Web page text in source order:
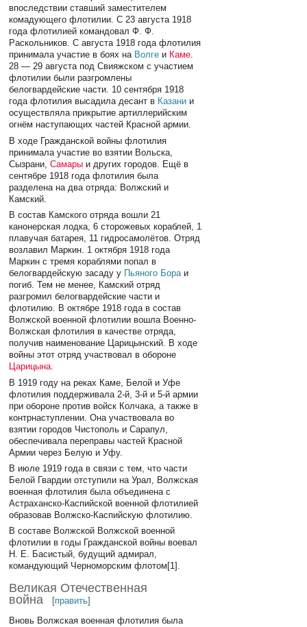
впоследствии ставший заместителем
комадующего флотилии. С 23 августа 1918
года флотилией командовал Ф. Ф.
Раскольников. С августа 1918 года флотилия
принимала участие в боях на Волге и Каме.
28 — 29 августа под Свияжском с участием
флотилии были разгромлены
белогвардейские части. 10 сентября 1918
года флотилия высадила десант в Казани и
осуществляла прикрытие артиллерийским
огнём наступающих частей Красной армии.
В ходе Гражданской войны флотилия
принимала участие во взятии Вольска,
Сызрани,Самары и других городов. Ещё в
сентябре 1918 года флотилия была
разделена на два отряда: Волжский и
Камский.
В состав Камского отряда вошли 21
канонерская лодка, 6 сторожевых кораблей, 1
плавучая батарея, 11 гидросамолётов. Отряд
возлавил Маркин. 1 октября 1918 года
Маркин с тремя кораблями попал в
белогвардейскую засаду у Пьяного Бораи
погиб. Тем не менее, Камский отряд
разгромил белогвардейские части и
флотилию. В октябре 1918 года в состав
Волжской военной флотилии вошла Военно-
Волжская флотилия в качестве отряда,
получив наименование Царицынский. В ходе
войны этот отряд участвовал в обороне
Царицына.
В 1919 году на реках Каме, Белой и Уфе
флотилия поддерживала 2-й, 3-й и 5-й армии
при обороне против войск Колчака, а также в
контрнаступлении. Она участвовала во
взятии городов Чистополь и Сарапул,
обеспечивала переправы частей Красной
Армии через Белую и Уфу.
В июле 1919 года в связи с тем, что части
Белой Гвардии отступили на Урал, Волжская
военная флотилия была объединена с
Астраханско-Каспийской военной флотилией
образовав Волжско-Каспийскую флотилию.
В составе Волжской Волжской военной
флотилии в годы Гражданской войны воевал
Н. Е. Басистый, будущий адмирал,
командующий Черноморским флотом[1].
Великая Отечественная
война
[править]
Вновь Волжская военная флотилия была